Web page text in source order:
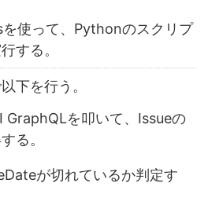
使って、Pythonのスクリプ
する。
下を行う。
GraphQLを叩いて、Issueの
る。
が切れているか判定す